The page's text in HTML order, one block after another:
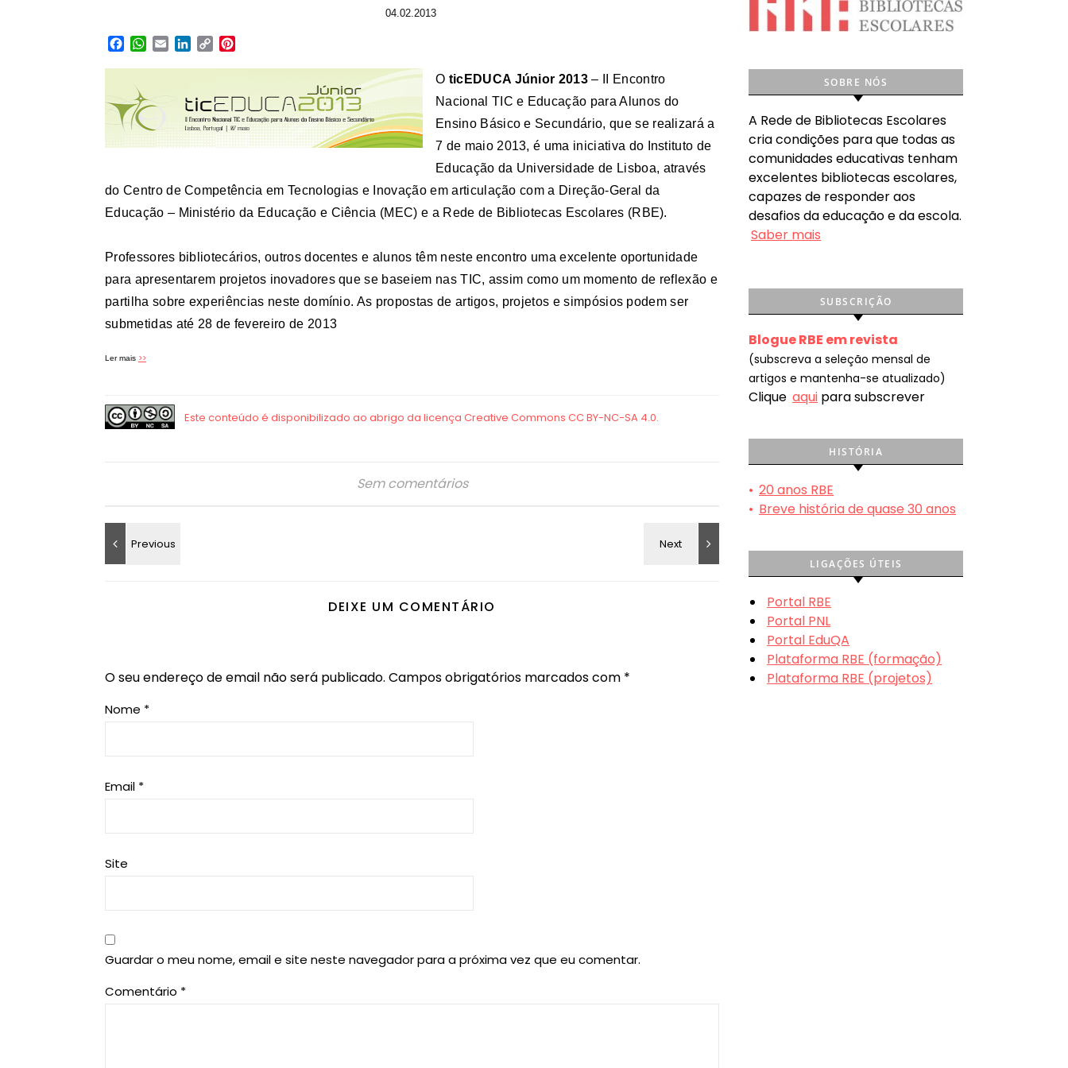
04.02.2013
Facebook
WhatsApp
EmailLinkedIn
Copy
O ticEDUCA Júnior 2013 – II Encontro
Nacional TIC e Educação para Alunos do
Ensino Básico e Secundário, que se realizará a
7 de maio 2013, é uma iniciativa do Instituto de
Educação da Universidade de Lisboa, através
do Centro de Competência em Tecnologias e Inovação em articulação com a Direção-Geral da
Educação – Ministério da Educação e Ciência (MEC) e a Rede de Bibliotecas Escolares (RBE).
Professores bibliotecários, outros docentes e alunos têm neste encontro uma excelente oportunidade
para apresentarem projetos inovadores que se baseiem nas TIC, assim como um momento de reflexão e
partilha sobre experiências neste domínio. As propostas de artigos, projetos e simpósios podem ser
submetidas até 28 de fevereiro de 2013
Ler mais >>
Sem comentários
DEIXE UM COMENTÁRIO
O seu endereço de email não será publicado. Campos obrigatórios marcados com *
Nome *
Email *
Site
Guardar o meu nome, email e site neste navegador para a próxima vez que eu comentar.
Comentário *
SOBRE NÓS
A Rede de Bibliotecas Escolares
cria condições para que todas as
comunidades educativas tenham
excelentes bibliotecas escolares,
capazes de responder aos
desafios da educação e da escola.
Saber mais
SUBSCRIÇÃO
Blogue RBE em revista
(subscreva a seleção mensal de
artigos e mantenha-se atualizado)
Clique aqui para subscrever
HISTÓRIA
• 20 anos RBE
• Breve história de quase 30 anos
LIGAÇÕES ÚTEIS
Portal RBE
Portal PNL
Portal EduQA
Plataforma RBE (formação)
Plataforma RBE (projetos)